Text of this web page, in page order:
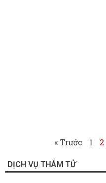
« Trước 1 2
DỊCH VỤ THÁM TỬ